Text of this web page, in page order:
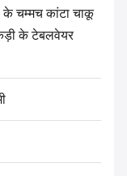
चम्मच कांटा चाकू
के टेबलवेयर